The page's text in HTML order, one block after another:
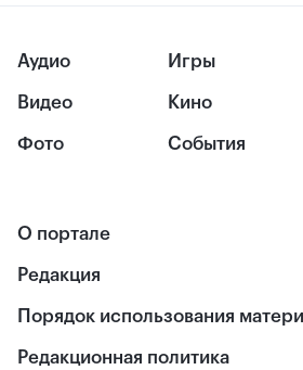
Аудио
Видео
Фото
Игры
Кино
События
О портале
Редакция
Порядок использования
Редакционная политика